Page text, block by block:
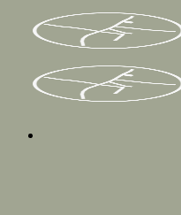
indhold